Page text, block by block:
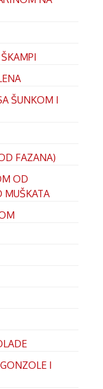
ŠUNKOM I
FAZANA)
OD
MUŠKATA
I